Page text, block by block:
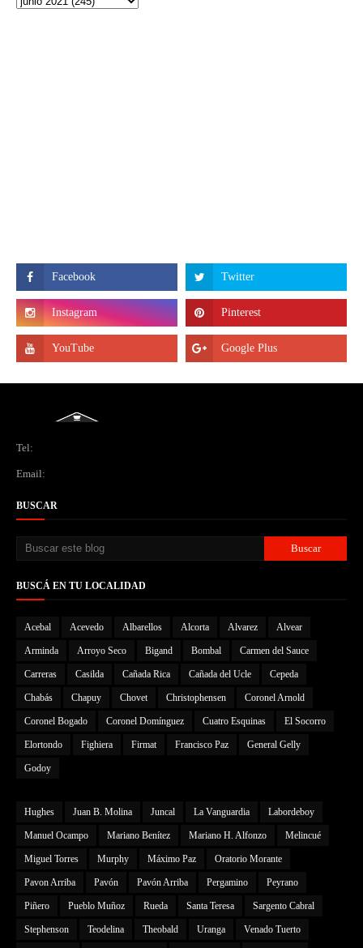
Tel:
Email:
BUSCAR
BUSCÁ EN TU LOCALIDAD
Acebal Acevedo Albarellos Alcorta Alvarez Alvear
Arminda Arroyo Seco Bigand Bombal Carmen del Sauce
Carreras Casilda Cañada Rica Cañada del Ucle Cepeda
Chabás Chapuy Chovet Christophensen Coronel Arnold
Coronel Bogado Coronel Domínguez Cuatro Esquinas El Socorro
Elortondo Fighiera Firmat Francisco Paz General Gelly
Godoy
Hughes Juan B. Molina Juncal La Vanguardia Labordeboy
Manuel Ocampo Mariano Benítez Mariano H. Alfonzo Melincué
Miguel Torres Murphy Máximo Paz Oratorio Morante
Pavon Arriba Pavón Pavón Arriba Pergamino Peyrano
Piñero Pueblo Muñoz Rueda Santa Teresa Sargento Cabral
Stephenson Teodelina Theobald Uranga Venado Tuerto